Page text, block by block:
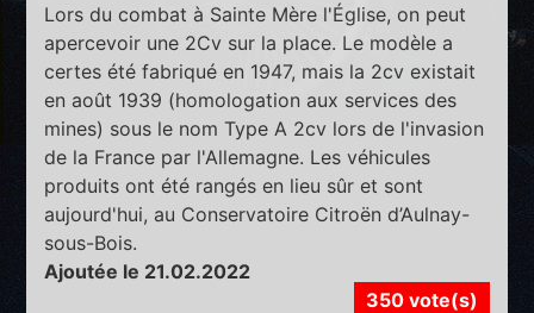
Lors du combat à Sainte Mère l'Église, on peut
apercevoir une 2Cv sur la place. Le modèle a
certes été fabriqué en 1947, mais la 2cv existait
en août 1939 (homologation aux services des
mines) sous le nom Type A 2cv lors de l'invasion
de la France par l'Allemagne. Les véhicules
produits ont été rangés en lieu sûr et sont
aujourd'hui, au Conservatoire Citroën d’Aulnay-
sous-Bois.
Ajoutée le 21.02.2022
350 vote(s)